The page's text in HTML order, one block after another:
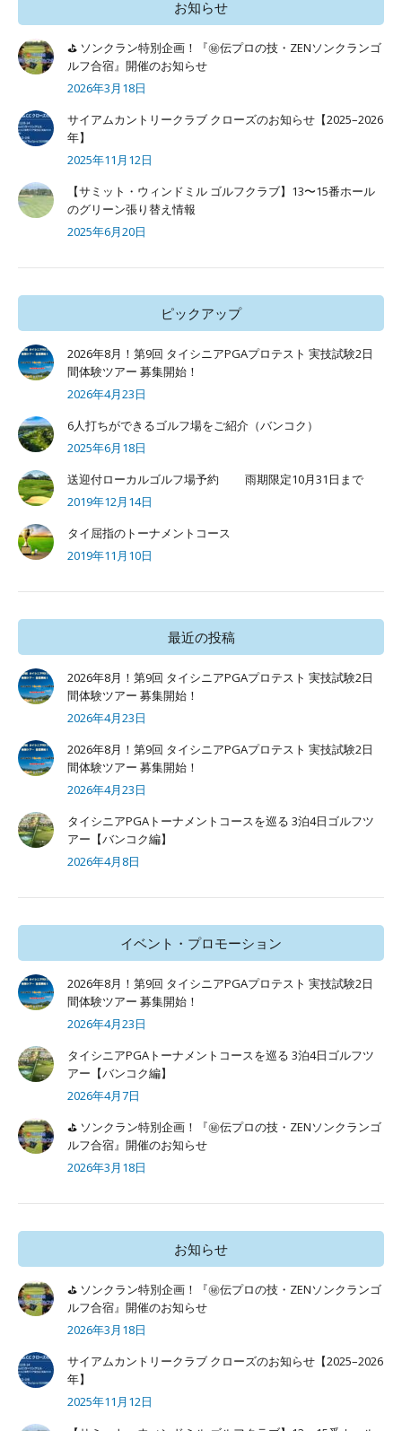
お知らせ
⛳ ソンクラン特別企画！『㊙️伝プロの技・ZENソンクランゴ
ルフ合宿』開催のお知らせ
2026年3月18日
サイアムカントリークラブ クローズのお知らせ【2025–2026
年】
2025年11月12日
【サミット・ウィンドミル ゴルフクラブ】13〜15番ホール
のグリーン張り替え情報
2025年6月20日
ピックアップ
2026年8月！第9回 タイシニアPGAプロテスト 実技試験2日
間体験ツアー 募集開始！
2026年4月23日
6人打ちができるゴルフ場をご紹介（バンコク）
2025年6月18日
送迎付ローカルゴルフ場予約 雨期限定10月31日まで
2019年12月14日
タイ屈指のトーナメントコース
2019年11月10日
最近の投稿
2026年8月！第9回 タイシニアPGAプロテスト 実技試験2日
間体験ツアー 募集開始！
2026年4月23日
2026年8月！第9回 タイシニアPGAプロテスト 実技試験2日
間体験ツアー 募集開始！
2026年4月23日
タイシニアPGAトーナメントコースを巡る 3泊4日ゴルフツ
アー【バンコク編】
2026年4月8日
イベント・プロモーション
2026年8月！第9回 タイシニアPGAプロテスト 実技試験2日
間体験ツアー 募集開始！
2026年4月23日
タイシニアPGAトーナメントコースを巡る 3泊4日ゴルフツ
アー【バンコク編】
2026年4月7日
⛳ ソンクラン特別企画！『㊙️伝プロの技・ZENソンクランゴ
ルフ合宿』開催のお知らせ
2026年3月18日
お知らせ
⛳ ソンクラン特別企画！『㊙️伝プロの技・ZENソンクランゴ
ルフ合宿』開催のお知らせ
2026年3月18日
サイアムカントリークラブ クローズのお知らせ【2025–2026
年】
2025年11月12日